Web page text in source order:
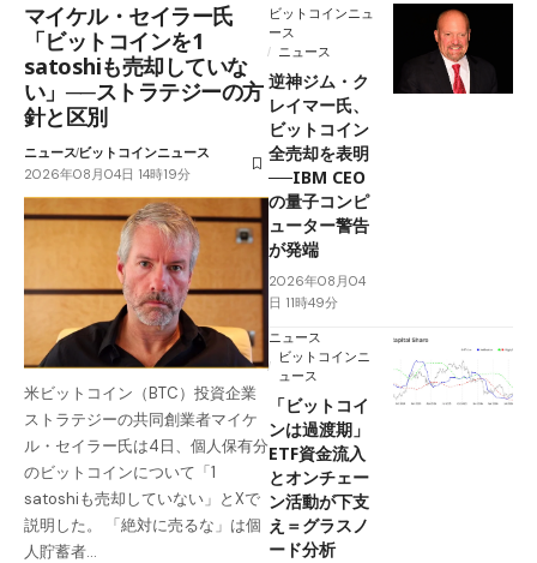
マイケル・セイラー氏
「ビットコインを1
satoshiも売却していな
い」──ストラテジーの方
針と区別
ニュースビットコインニュース
2026年08月04日 14時19分
米ビットコイン（BTC）投資企業
ストラテジーの共同創業者マイケ
ル・セイラー氏は4日、個人保有分
のビットコインについて「1
satoshiも売却していない」とXで
説明した。 「絶対に売るな」は個
人貯蓄者…
ビットコインニュ
ース
ニュース
逆神ジム・ク
レイマー氏、
ビットコイン
全売却を表明
──IBM CEO
の量子コンピ
ューター警告
が発端
2026年08月04
日 11時49分
ニュース
ビットコインニ
ュース
「ビットコイ
ンは過渡期」
ETF資金流入
とオンチェー
ン活動が下支
え＝グラスノ
ード分析